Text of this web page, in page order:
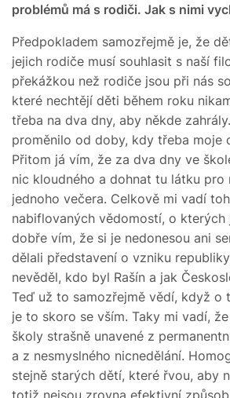
problémů má s rodiči. Jak s nimi
Předpokladem samozřejmě je, že
jejich rodiče musí souhlasit s naší
překážkou než rodiče jsou při nás
které nechtějí děti během roku
třeba na dva dny, aby někde
proměnilo od doby, kdy třeba moje
Přitom já vím, že za dva dny ve
nic kloudného a dohnat tu látku pro
jednoho večera. Celkově mi vadí
nabiflovaných vědomostí, o kterých
dobře vím, že si je nedonesou ani
dělali představení o vzniku
nevěděl, kdo byl Rašín a jak
Teď už to samozřejmě vědí, když o
je to skoro se vším. Taky mi vadí,
školy strašně unavené z
a z nesmyslného nicnedělání.
stejně starých dětí, které řvou, aby
totiž nejsou zrovna efektivní